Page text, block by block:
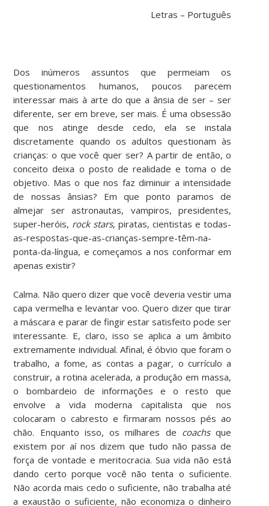
Letras – Português
Dos inúmeros assuntos que permeiam os
questionamentos humanos, poucos parecem
interessar mais à arte do que a ânsia de ser – ser
diferente, ser em breve, ser mais. É uma obsessão
que nos atinge desde cedo, ela se instala
discretamente quando os adultos questionam às
crianças: o que você quer ser? A partir de então, o
conceito deixa o posto de realidade e toma o de
objetivo. Mas o que nos faz diminuir a intensidade
de nossas ânsias? Em que ponto paramos de
almejar ser astronautas, vampiros, presidentes,
super-heróis, rock stars, piratas, cientistas e todas-
as-respostas-que-as-crianças-sempre-têm-na-
ponta-da-língua, e começamos a nos conformar em
apenas existir?
Calma. Não quero dizer que você deveria vestir uma
capa vermelha e levantar voo. Quero dizer que tirar
a máscara e parar de fingir estar satisfeito pode ser
interessante. E, claro, isso se aplica a um âmbito
extremamente individual. Afinal, é óbvio que foram o
trabalho, a fome, as contas a pagar, o currículo a
construir, a rotina acelerada, a produção em massa,
o bombardeio de informações e o resto que
envolve a vida moderna capitalista que nos
colocaram o cabresto e firmaram nossos pés ao
chão. Enquanto isso, os milhares de coachsque
existem por aí nos dizem que tudo não passa de
força de vontade e meritocracia. Sua vida não está
dando certo porque você não tenta o suficiente.
Não acorda mais cedo o suficiente, não trabalha até
a exaustão o suficiente, não economiza o dinheiro